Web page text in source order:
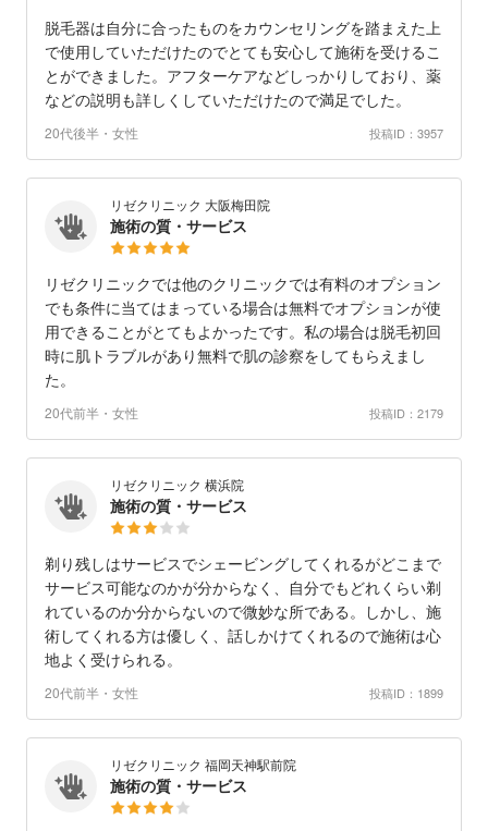
脱毛器は自分に合ったものをカウンセリングを踏まえた上
で使用していただけたのでとても安心して施術を受けるこ
とができました。アフターケアなどしっかりしており、薬
などの説明も詳しくしていただけたので満足でした。
20代後半・女性 投稿ID：3957
リゼクリニック 大阪梅田院
施術の質・サービス
リゼクリニックでは他のクリニックでは有料のオプション
でも条件に当てはまっている場合は無料でオプションが使
用できることがとてもよかったです。私の場合は脱毛初回
時に肌トラブルがあり無料で肌の診察をしてもらえまし
た。
20代前半・女性 投稿ID：2179
リゼクリニック 横浜院
施術の質・サービス
剃り残しはサービスでシェービングしてくれるがどこまで
サービス可能なのかが分からなく、自分でもどれくらい剃
れているのか分からないので微妙な所である。しかし、施
術してくれる方は優しく、話しかけてくれるので施術は心
地よく受けられる。
20代前半・女性 投稿ID：1899
リゼクリニック 福岡天神駅前院
施術の質・サービス